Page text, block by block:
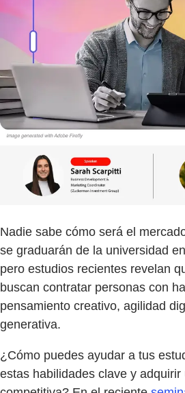
Nadie sabe cómo será el
se graduarán de la universidad
pero estudios recientes revelan
buscan contratar personas con
pensamiento creativo, agilidad
generativa.
¿Cómo puedes ayudar a tus
estas habilidades clave y adquirir